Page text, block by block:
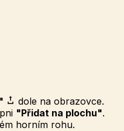
dole na obrazovce.
"Přidat na plochu".
horním rohu.